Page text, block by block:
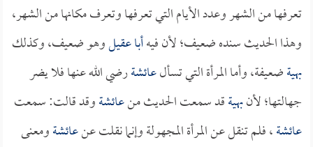
تعرفها من الشهر وعدد الأيام التي تعرفها وتعرف مكانها من الشهر،
وهذا الحديث سنده ضعيف؛ لأن فيهأبا عقيلوهو ضعيف، وكذلك
بهيةضعيفة، وأما المرأة التي تسألعائشةرضي الله عنها فلا يضر
جهالتها؛ لأنبهيةقد سمعت الحديث منعائشةوقد قالت: سمعت
عائشة، فلم تنقل عن المرأة المجهولة وإنما نقلت عنعائشةومعنى